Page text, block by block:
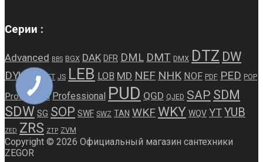
Серии :
Advanced BBS BGX DAK DFR DML DMT DMX DTZ DW
DYU GOF JET JS LEB LOB MD NEF NHK NOF PDF PED POP
Profesional Professional PUD QGD QJED SAP SDM
SDW SG SOP SWF SWZ TAN WKFWKY WQV YTYUB
ZED ZRS ZTP ZVM
Copyright © 2026 Официальный магазин сантехники
ZEGOR